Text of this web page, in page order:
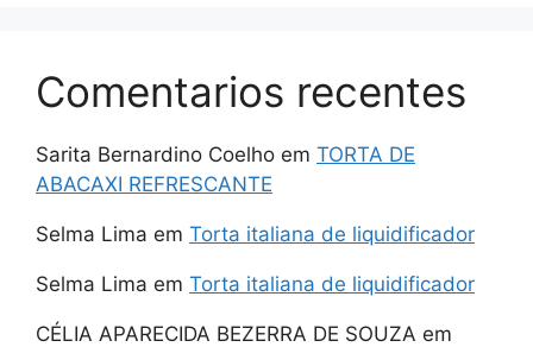
Comentarios recentes
Sarita Bernardino Coelho em TORTA DE
ABACAXI REFRESCANTE
Selma Lima em Torta italiana de liquidificador
Selma Lima em Torta italiana de liquidificador
CÉLIA APARECIDA BEZERRA DE SOUZA em